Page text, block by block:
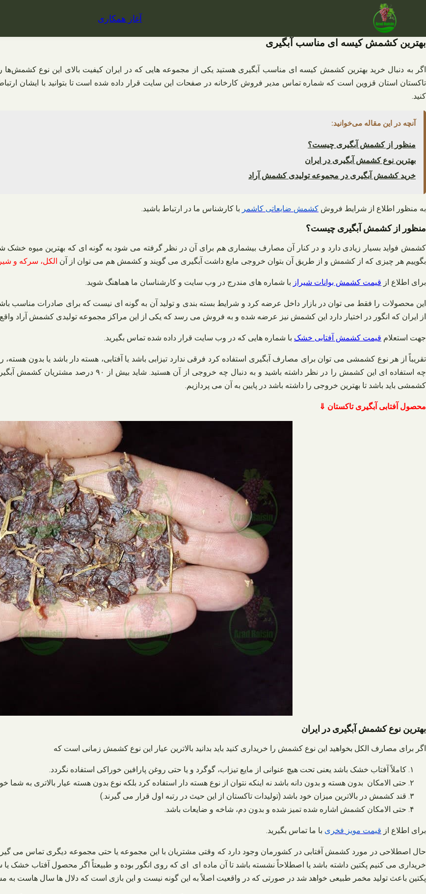
آغاز همکاری
بهترین کشمش کیسه ای مناسب آبگیری
اگر به دنبال خرید بهترین کشمش کیسه‌ ای مناسب آبگیری هستید یکی از مجموعه‌ هایی که در ایران کیفیت بالای این نوع
تاکستان استان قزوین است که شماره تماس مدیر فروش کارخانه در صفحات این سایت قرار داده شده است تا بتوانید با ایشان
کنید.
آنچه در این مقاله می‌خوانید:
منظور از کشمش آبگیری چیست؟
بهترین نوع کشمش آبگیری در ایران
خرید کشمش آبگیری در مجموعه تولیدی کشمش آراد
به منظور اطلاع از شرایط فروش کشمش ضایعاتی کاشمر با کارشناس ما در ارتباط باشید.
منظور از کشمش آبگیری چیست؟
کشمش فواید بسیار زیادی دارد و در کنار آن مصارف بیشماری هم برای آن در نظر گرفته می‌ شود به گونه‌ ای که بهترین میوه خشک
بگوییم هر چیزی که از کشمش و از طریق آن بتوان خروجی مایع داشت آبگیری می‌ گویند و کشمش هم می‌ توان از آن الکل، سرکه و
برای اطلاع از قیمت کشمش بوانات شیراز با شماره های مندرج در وب سایت و کارشناسان ما هماهنگ شوید.
این محصولات را فقط می‌ توان در بازار داخل عرضه کرد و شرایط بسته‌ بندی و تولید آن به گونه‌ ای نیست که برای صادرات مناسب
از ایران که انگور در اختیار دارد این کشمش نیز عرضه شده و به فروش می‌ رسد که یکی از این مراکز مجموعه تولیدی کشمش
جهت استعلام قیمت کشمش آفتابی خشک با شماره هایی که در وب سایت قرار داده شده تماس بگیرید.
تقریباً از هر نوع کشمشی می‌ توان برای مصارف آبگیری استفاده کرد فرقی ندارد تیزابی باشد یا آفتابی، هسته دار باشد یا بدون
چه استفاده ای این کشمش را در نظر داشته باشید و به
کشمشی باید باشد تا بهترین خروجی را داشته باشد در پایین به آن می‌ پردازیم.
محصول آفتابی آبگیری تاکستان ⇓
بهترین نوع کشمش آبگیری در ایران
اگر برای مصارف الکل بخواهید این نوع کشمش را خریداری کنید باید بدانید بالاترین عیار این نوع کشمش زمانی است که
کاملاً آفتاب خشک باشد یعنی تحت هیچ عنوانی از مایع تیزاب، گوگرد و یا حتی روغن پارافین خوراکی استفاده نگردد.
حتی الامکان بدون هسته و بدون دانه باشد نه اینکه نتوان از نوع هسته دار استفاده کرد بلکه نوع بدون هسته عیار بالاتری به شما
قند کشمش در بالاترین میزان خود باشد (تولیدات تاکستان از این حیث در رتبه اول قرار می گیرند.)
حتی الامکان کشمش اشاره شده تمیز شده و بدون دم، شاخه و ضایعات باشد.
برای اطلاع از قیمت مویز فخری با ما تماس بگیرید.
حال اصطلاحی در مورد کشمش آفتابی در کشورمان وجود دارد که وقتی مشتریان با این مجموعه یا حتی مجموعه دیگری تماس می‌
خریداری می‌ کنیم پکتین داشته باشد یا اصطلاحاً نشسته باشد تا آن ماده ای ای که روی انگور بوده و طبیعتاً اگر محصول آفتاب خشک
پکتین باعث تولید مخمر طبیعی خواهد شد در صورتی که در واقعیت اصلاً به این گونه نیست و این بازی است که دلال‌ ها سال‌ هاست به